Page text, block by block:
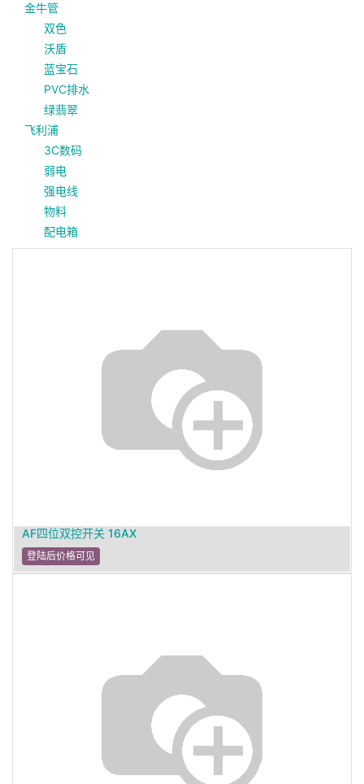
金牛管
双色
沃盾
蓝宝石
PVC排水
绿翡翠
飞利浦
3C数码
弱电
强电线
物料
配电箱
AF四位双控开关 16AX
登陆后价格可见